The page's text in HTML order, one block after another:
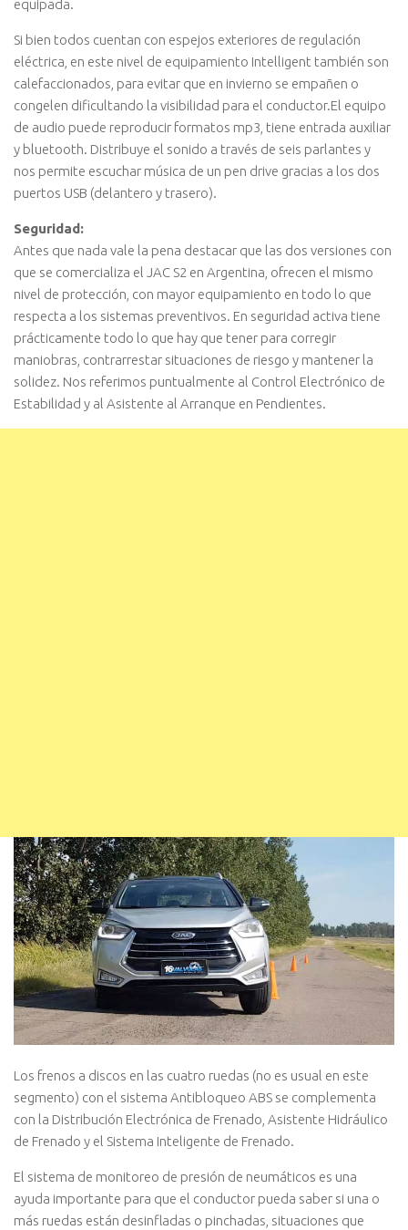
equipada.
Si bien todos cuentan con espejos exteriores de regulación
eléctrica, en este nivel de equipamiento Intelligent también son
calefaccionados, para evitar que en invierno se empañen o
congelen dificultando la visibilidad para el conductor.El equipo
de audio puede reproducir formatos mp3, tiene entrada auxiliar
y bluetooth. Distribuye el sonido a través de seis parlantes y
nos permite escuchar música de un pen drive gracias a los dos
puertos USB (delantero y trasero).
Seguridad:
Antes que nada vale la pena destacar que las dos versiones con
que se comercializa el JAC S2 en Argentina, ofrecen el mismo
nivel de protección, con mayor equipamiento en todo lo que
respecta a los sistemas preventivos. En seguridad activa tiene
prácticamente todo lo que hay que tener para corregir
maniobras, contrarrestar situaciones de riesgo y mantener la
solidez. Nos referimos puntualmente al Control Electrónico de
Estabilidad y al Asistente al Arranque en Pendientes.
Los frenos a discos en las cuatro ruedas (no es usual en este
segmento) con el sistema Antibloqueo ABS se complementa
con la Distribución Electrónica de Frenado, Asistente Hidráulico
de Frenado y el Sistema Inteligente de Frenado.
El sistema de monitoreo de presión de neumáticos es una
ayuda importante para que el conductor pueda saber si una o
más ruedas están desinfladas o pinchadas, situaciones que